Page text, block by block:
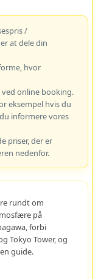
/
at dele din
hvor
online booking.
eksempel hvis du
informere vores
priser, der er
nedenfor.
rundt om
på
forbi
Tokyo Tower, og
guide.